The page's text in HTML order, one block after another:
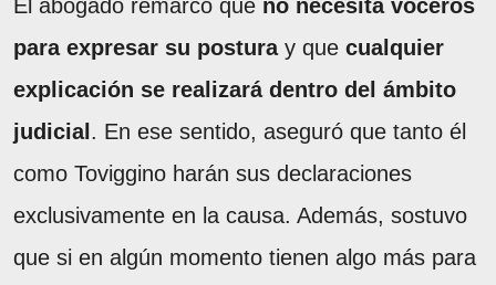
El abogado remarcó que no necesita voceros
para expresar su posturay que cualquier
explicación se realizará dentro del ámbito
judicial. En ese sentido, aseguró que tanto él
como Toviggino harán sus declaraciones
exclusivamente en la causa. Además, sostuvo
que si en algún momento tienen algo más para